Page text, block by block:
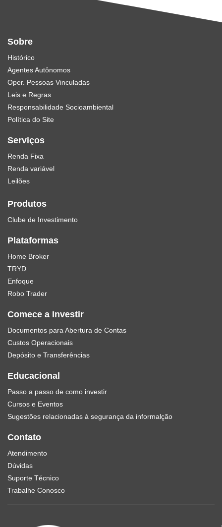
Sobre
Histórico
Agentes Autônomos
Oper. Pessoas Vinculadas
Leis e Regras
Responsabilidade Socioambiental
Política do Site
Serviços
Renda Fixa
Renda variável
Leilões
Produtos
Clube de Investimento
Plataformas
Home Broker
TRYD
Enfoque
Robo Trader
Comece a Investir
Documentos para Abertura de Contas
Custos Operacionais
Depósito e Transferências
Educacional
Passo a passo de como investir
Cursos e Eventos
Sugestões relacionadas à segurança da informalção
Contato
Atendimento
Dúvidas
Suporte Técnico
Trabalhe Conosco